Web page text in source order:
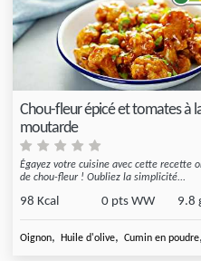
,Maïs en conserve
Chou-fleur épicé et tomates à
moutarde
Égayez votre cuisine avec cette recette
de chou-fleur ! Oubliez la simplicité...
98 Kcal 0 pts WW 9.8
Oignon, Huile d'olive, Cumin en poudre,